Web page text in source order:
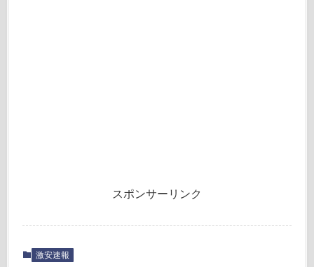
スポンサーリンク
激安速報